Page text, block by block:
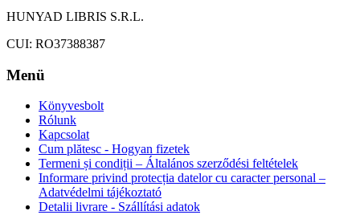
HUNYAD LIBRIS S.R.L.
CUI: RO37388387
Menü
Könyvesbolt
Rólunk
Kapcsolat
Cum plătesc - Hogyan fizetek
Termeni și condiții – Általános szerződési feltételek
Informare privind protecția datelor cu caracter personal –
Adatvédelmi tájékoztató
Detalii livrare - Szállítási adatok